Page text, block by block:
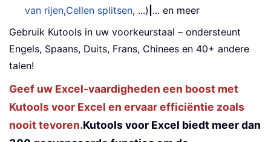
van rijen,Cellen splitsen, ...) ... en meer
Gebruik Kutools in uw voorkeurstaal – ondersteunt
Engels, Spaans, Duits, Frans, Chinees en 40+ andere
talen!
Geef uw Excel-vaardigheden een boost met
Kutools voor Excel en ervaar efficiëntie zoals
nooit tevoren.Kutools voor Excel biedt meer dan